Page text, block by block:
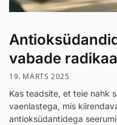
vabade
19. MÄRTS 2025
Kas teadsite, et teie nahk
vaenlastega, mis
antioksüdantidega